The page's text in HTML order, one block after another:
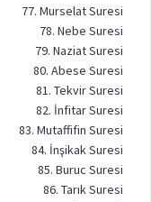
77. Murselat Suresi
78. Nebe Suresi
79. Naziat Suresi
80. Abese Suresi
81. Tekvir Suresi
82. İnfitar Suresi
83. Mutaffifin Suresi
84. İnşikak Suresi
85. Buruc Suresi
86. Tarık Suresi